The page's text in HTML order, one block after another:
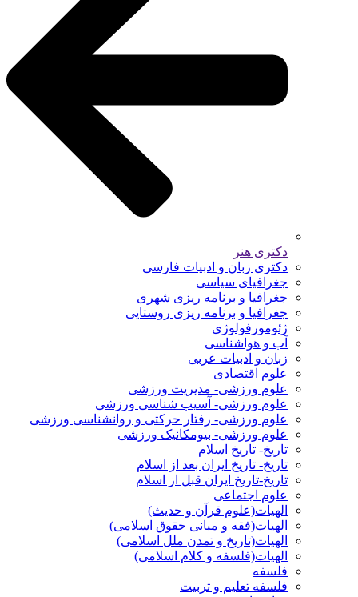
دکتری هنر
دکتری زبان و ادبیات فارسی
جغرافیای سیاسی
جغرافیا و برنامه ریزی شهری
جغرافیا و برنامه ریزی روستایی
ژئومورفولوژی
آب و هواشناسی
زبان و ادبیات عربی
علوم اقتصادی
علوم ورزشی- مدیریت ورزشی
علوم ورزشی- آسیب شناسی ورزشی
علوم ورزشی- رفتار حرکتی و روانشناسی ورزشی
علوم ورزشی- بیومکانیک ورزشی
تاریخ- تاریخ اسلام
تاریخ- تاریخ ایران بعد از اسلام
تاریخ-تاریخ ایران قبل از اسلام
علوم اجتماعی
الهیات(علوم قرآن و حدیث)
الهیات(فقه و مبانی حقوق اسلامی)
الهیات(تاریخ و تمدن ملل اسلامی)
الهیات(فلسفه و کلام اسلامی)
فلسفه
فلسفه تعلیم و تربیت